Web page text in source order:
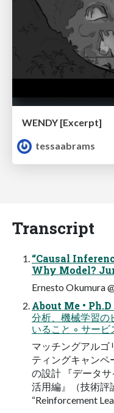
WENDY [Excerpt]
tessaabrams
Transcript
“Causal
Why Model?
Ernesto Okumura
About Me • Ph.D
分析、機械学習の
いること ◦ サー
マッチングアルゴ
ティングキャンペ
の設計 『データ
活用編』（技術評
“Reinforcement